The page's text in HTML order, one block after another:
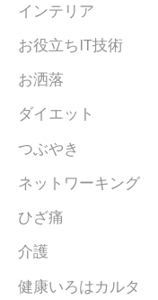
インテリア
お役立ちIT技術
お洒落
ダイエット
つぶやき
ネットワーキング
ひざ痛
介護
健康いろはカルタ